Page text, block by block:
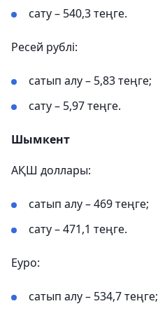
сату – 540,3 теңге.
Ресей рублі:
сатып алу – 5,83 теңге;
сату – 5,97 теңге.
Шымкент
АҚШ доллары:
сатып алу – 469 теңге;
сату – 471,1 теңге.
Еуро:
сатып алу – 534,7 теңге;